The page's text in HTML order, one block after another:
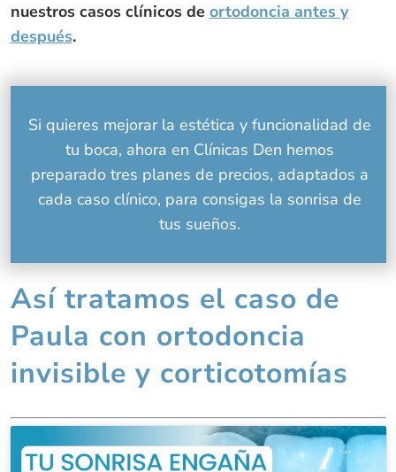
nuestros casos clínicos de ortodoncia antes y
después.
Si quieres mejorar la estética y funcionalidad de
tu boca, ahora en Clínicas Den hemos
preparado tres planes de precios, adaptados a
cada caso clínico, para consigas la sonrisa de
tus sueños.
Así tratamos el caso de
Paula con ortodoncia
invisible y corticotomías